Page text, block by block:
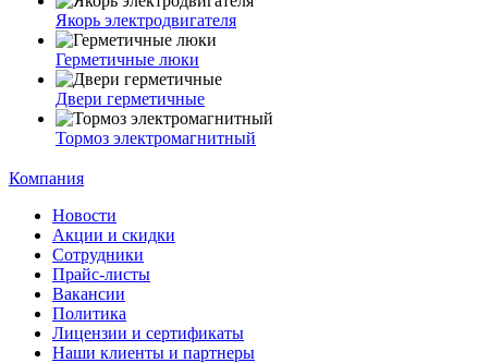
Якорь электродвигателя
Герметичные люки
Двери герметичные
Тормоз электромагнитный
Компания
Новости
Акции и скидки
Сотрудники
Прайс-листы
Вакансии
Политика
Лицензии и сертификаты
Наши клиенты и партнеры